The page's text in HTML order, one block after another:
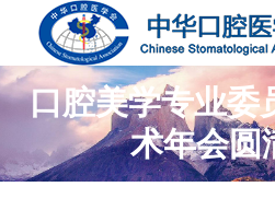
口腔美学专业委
术年会圆